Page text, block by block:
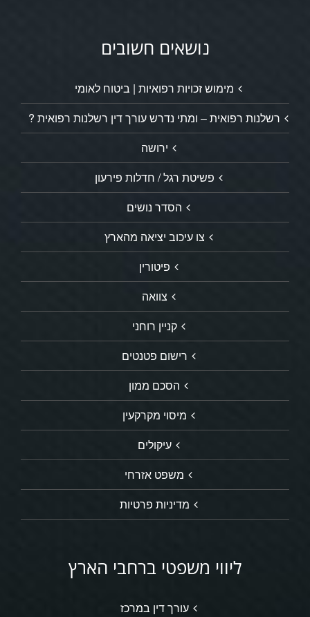
נושאים חשובים
מימוש זכויות רפואיות | ביטוח לאומי
רשלנות רפואית – ומתי נדרש עורך דין רשלנות רפואית ?
ירושה
פשיטת רגל / חדלות פירעון
הסדר נושים
צו עיכוב יציאה מהארץ
פיטורין
צוואה
קניין רוחני
רישום פטנטים
הסכם ממון
מיסוי מקרקעין
עיקולים
משפט אזרחי
מדיניות פרטיות
ליווי משפטי ברחבי הארץ
עורך דין במרכז